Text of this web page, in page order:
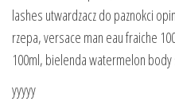
lashes utwardzacz do paznokci
rzepa, versace man eau fraiche
100ml, bielenda watermelon
yyyyy